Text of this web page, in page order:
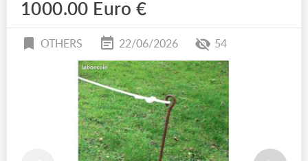
1000.00 Euro €
OTHERS 22/06/2026 54